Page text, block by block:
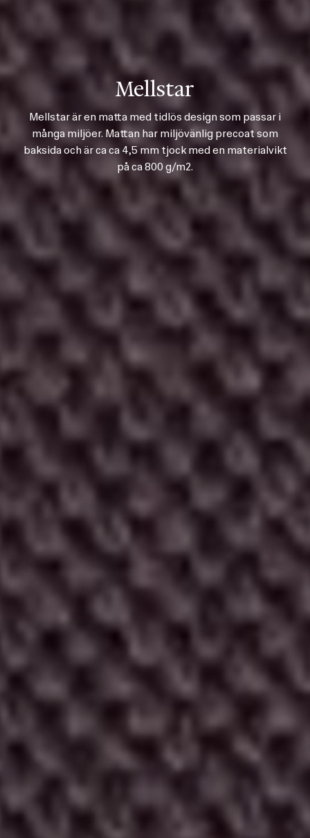
Mellstar
Mellstar är en matta med tidlös design som passar i
många miljöer. Mattan har miljövänlig precoat som
baksida och är ca ca 4,5 mm tjock med en materialvikt
på ca 800 g/m2.